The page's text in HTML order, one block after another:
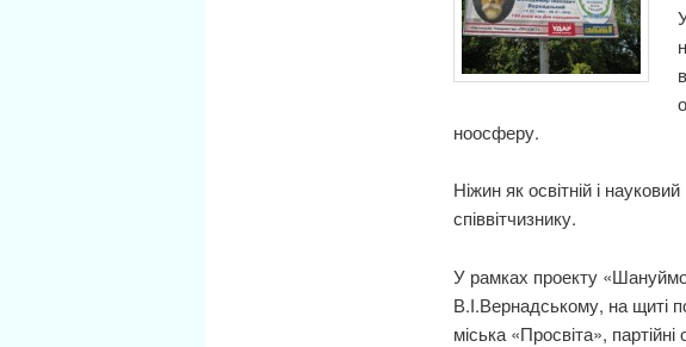
ноосферу.
Ніжин як освітній і
співвітчизнику.
У рамках проекту
В.І.Вернадському, на щиті
міська «Просвіта»,